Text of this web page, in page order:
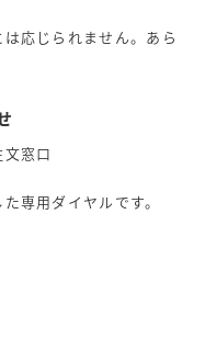
応じられません。あら
窓口
専用ダイヤルです。